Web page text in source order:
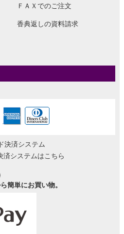
ＦＡＸでのご注文
香典返しの資料請求
済システムはこちら
簡単にお買い物。